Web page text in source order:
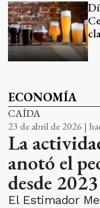
ECONOMÍA
CAÍDA
23 de abril de 2026 |
La
anotó el
desde 2023
El Estimador